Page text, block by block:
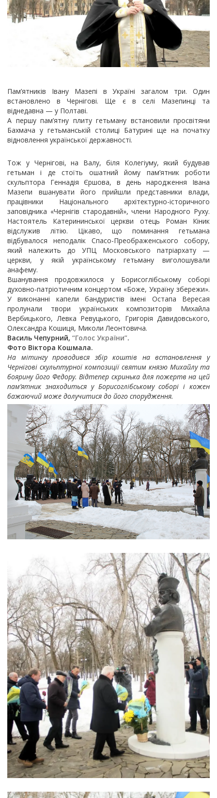
Пам’ятників Івану Мазепі в Україні загалом три. Один
встановлено в Чернігові. Ще є в селі Мазепинці та
віднедавна — у Полтаві.
А першу пам’ятну плиту гетьману встановили просвітяни
Бахмача у гетьманській столиці Батурині ще на початку
відновлення української державності.
Тож у Чернігові, на Валу, біля Колегіуму, який будував
гетьман і де стоїть ошатний йому пам’ятник роботи
скульптора Геннадія Єршова, в день народження Івана
Мазепи вшанувати його прийшли представники влади,
працівники Національного архітектурно-історичного
заповідника «Чернігів стародавній», члени Народного Руху.
Настоятель Катерининської церкви отець Роман Кіник
відслужив літію. Цікаво, що поминання гетьмана
відбувалося неподалік Спасо-Преображенського собору,
який належить до УПЦ Московського патріархату —
церкви, у якій українському гетьману виголошували
анафему.
Вшанування продовжилося у Борисоглібському соборі
духовно-патріотичним концертом «Боже, Україну збережи».
У виконанні капели бандуристів імені Остапа Вересая
пролунали твори українських композиторів Михайла
Вербицького, Левка Ревуцького, Григорія Давидовського,
Олександра Кошиця, Миколи Леонтовича.
Василь Чепурний, “Голос України”.
Фото Віктора Кошмала.
На мітингу проводився збір коштів на встановлення у
Чернігові скульптурної композиції святим князю Михайлу та
боярину його Федору. Відтепер скринька для пожертв на цей
пам’ятник знаходиться у Борисоглібському соборі і кожен
бажаючий може долучитися до його спорудження.